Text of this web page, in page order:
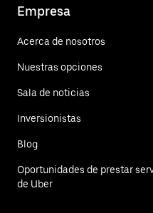
Empresa
Acerca de nosotros
Nuestras opciones
Sala de noticias
Inversionistas
Blog
Oportunidades de prestar
de Uber